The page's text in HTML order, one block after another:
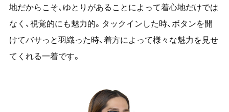
地だからこそ、ゆとりがあることによって着心地だけでは
なく、視覚的にも魅力的。タックインした時、ボタンを開
けてバサっと羽織った時、着方によって様々な魅力を見せ
てくれる一着です。